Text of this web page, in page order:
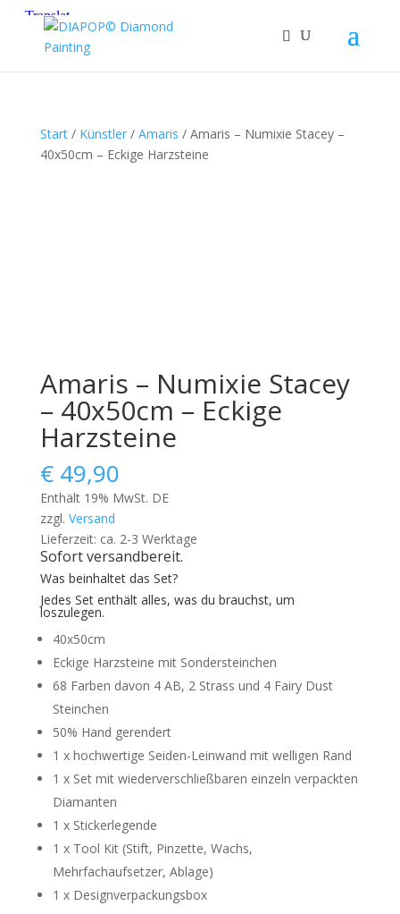
Start/ Künstler/ Amaris / Amaris – Numixie Stacey –
40x50cm – Eckige Harzsteine
Amaris – Numixie Stacey
– 40x50cm – Eckige
Harzsteine
€49,90
Enthält 19% MwSt. DE
zzgl. Versand
Lieferzeit: ca. 2-3 Werktage
Sofort versandbereit.
Was beinhaltet das Set?
Jedes Set enthält alles, was du brauchst, um
loszulegen.
40x50cm
Eckige Harzsteine mit Sondersteinchen
68 Farben davon 4 AB, 2 Strass und 4 Fairy Dust
Steinchen
50% Hand gerendert
1 x hochwertige Seiden-Leinwand mit welligen Rand
1 x Set mit wiederverschließbaren einzeln verpackten
Diamanten
1 x Stickerlegende
1 x Tool Kit (Stift, Pinzette, Wachs,
Mehrfachaufsetzer, Ablage)
1 x Designverpackungsbox